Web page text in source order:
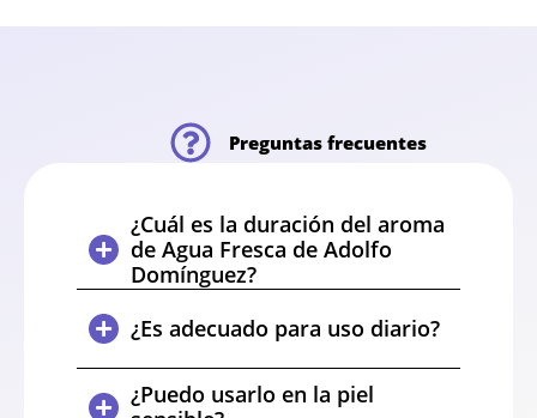
Preguntas frecuentes
¿Cuál es la duración del aroma
de Agua Fresca de Adolfo
Domínguez?
¿Es adecuado para uso diario?
¿Puedo usarlo en la piel